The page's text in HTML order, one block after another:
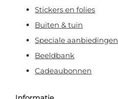
Stickers en folies
Buiten & tuin
Speciale aanbiedingen
Beeldbank
Cadeaubonnen